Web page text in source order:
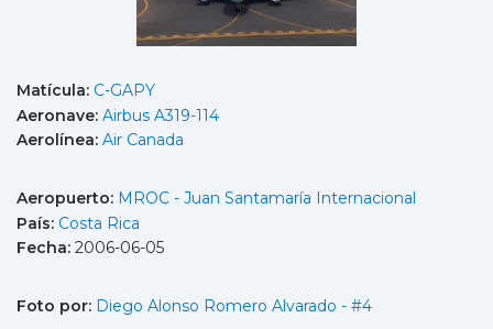
Matícula: C-GAPY
Aeronave: Airbus A319-114
Aerolínea: Air Canada
Aeropuerto: MROC - Juan Santamaría Internacional
País: Costa Rica
Fecha: 2006-06-05
Foto por: Diego Alonso Romero Alvarado - #4